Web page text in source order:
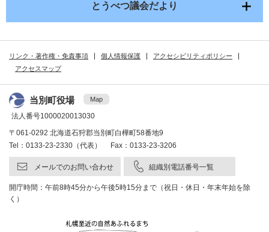
とうべつ議会だより
リンク・著作権・免責事項 個人情報保護
アクセシビリティポリシー
アクセスマップ
当別町役場 Map
法人番号1000020013030
〒061-0292 北海道石狩郡当別町白樺町58番地9
Tel：0133-23-2330（代表） Fax：0133-23-3206
メールでのお問い合わせ 組織別電話番号一覧
開庁時間：午前8時45分から午後5時15分まで（祝日・休日・年末年始を除
く）